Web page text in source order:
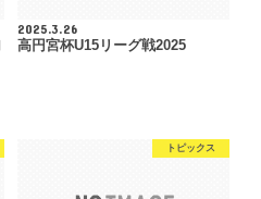
2025.3.26
高円宮杯U15リーグ戦2025
トピックス